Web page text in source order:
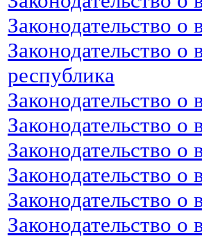
Законодательство
Законодательство
республика
Законодательство
Законодательство
Законодательство
Законодательство
Законодательство
Законодательство